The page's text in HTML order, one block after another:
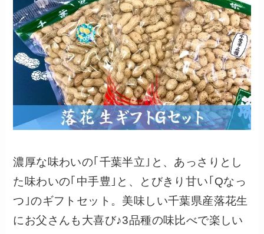
濃厚な味わいの｢千葉半立｣と、あっさりとし
た味わいの｢中手豊｣と、とびきり甘い｢Qなっ
つ｣のギフトセット。美味しい千葉県産落花生
にお父さんも大喜び♪3品種の味比べで楽しい